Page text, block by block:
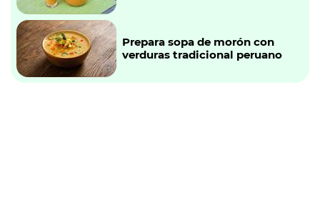
Prepara sopa de morón con
verduras tradicional peruano